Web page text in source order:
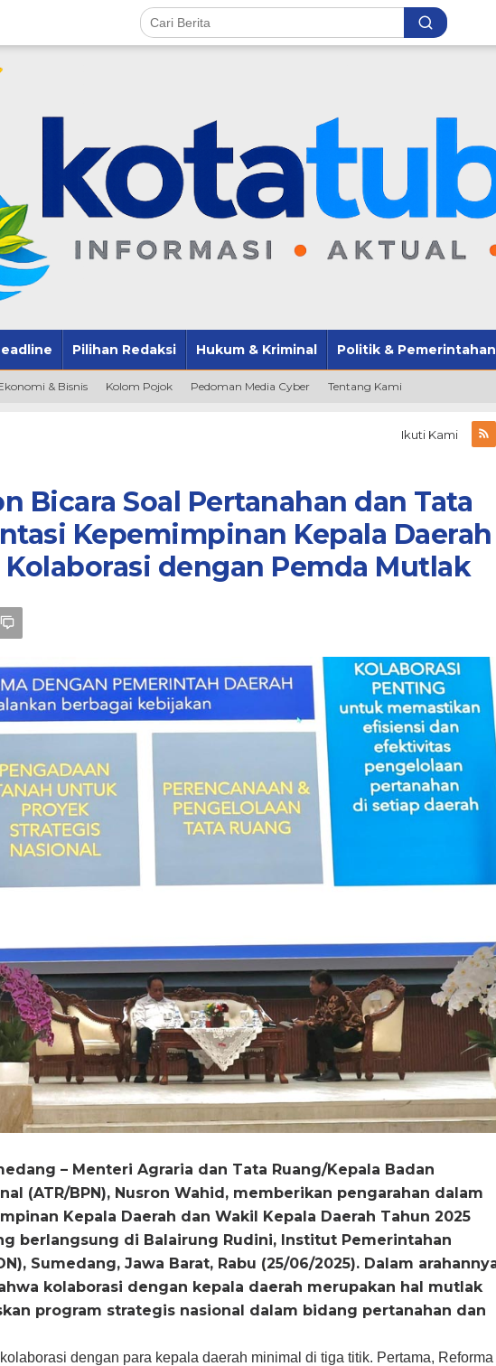
Pilihan Redaksi Hukum & Kriminal Politik & Pemerintahan
& Bisnis Kolom Pojok Pedoman Media Cyber Tentang Kami
Ikuti Kami
Bicara Soal Pertanahan dan Tata
Kepemimpinan Kepala Daerah
Kolaborasi dengan Pemda Mutlak
– Menteri Agraria dan Tata Ruang/Kepala Badan
(ATR/BPN), Nusron Wahid, memberikan pengarahan dalam
Kepala Daerah dan Wakil Kepala Daerah Tahun 2025
berlangsung di Balairung Rudini, Institut Pemerintahan
Sumedang, Jawa Barat, Rabu (25/06/2025). Dalam
kolaborasi dengan kepala daerah merupakan hal mutlak
program strategis nasional dalam bidang pertanahan dan
dengan para kepala daerah minimal di tiga titik. Pertama, Reforma